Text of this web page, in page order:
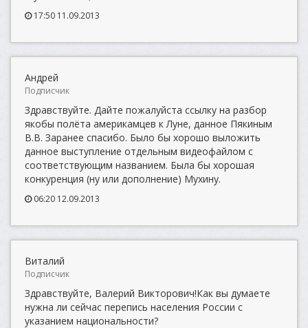
17:50 11.09.2013
Андрей
Подписчик
Здравствуйте. Дайте пожалуйста ссылку на разбор
якобы полёта америкамцев к Луне, данное Пякиным
В.В. Заранее спасибо. Было бы хорошо выложить
данное выступление отдельным видеофайлом с
соответствующим названием. Была бы хорошая
конкуренция (ну или дополнение) Мухину.
06:20 12.09.2013
Виталий
Подписчик
Здравствуйте, Валерий Викторович!Как вы думаете
нужна ли сейчас перепись населения России с
указанием национальности?